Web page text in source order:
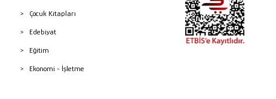
Çocuk Kitapları
Edebiyat
Eğitim
Ekonomi - İşletme